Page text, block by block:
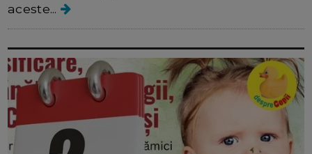
aceste...